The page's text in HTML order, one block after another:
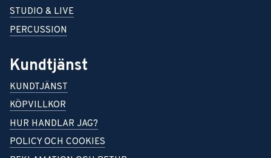
STUDIO & LIVE
PERCUSSION
Kundtjänst
KUNDTJÄNST
KÖPVILLKOR
HUR HANDLAR JAG?
POLICY OCH COOKIES